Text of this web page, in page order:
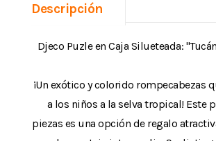
Descripción
Djeco Puzle en Caja Silueteada:
¡Un exótico y colorido rompecabezas
a los niños a la selva tropical! Este
piezas es una opción de regalo